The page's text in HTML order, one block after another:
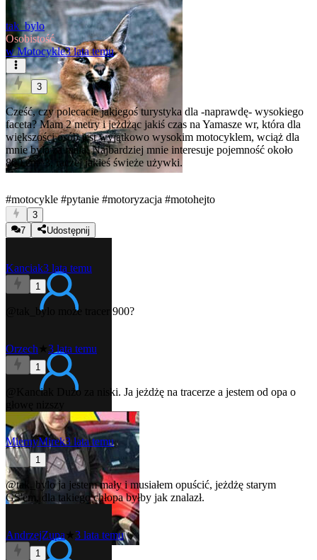
tak_bylo
Osobistość
w Motocykle3 lata temu
3
Cześć, czy polecacie jakiegoś turystyka dla -naprawdę- wysokiego
faceta? Mam 2 metry i jeżdżąc jakiś czas na Yamasze wr, która dla
większości osób jest wyjątkowo wysokim motocyklem, wciąż dla
mnie była za mała. Najbardziej mnie interesuje pojemność około
800 cm^3, raczej jakieś świeże używki.
#motocykle #pytanie #motoryzacja #motohejto
3
7
Udostępnij
Kanciak3 lata temu
1
@tak_bylo może tracer 900?
Orzech 3 lata temu
1
@Kanciak
Dużo za niski. Ja jeżdżę na tracerze a jestem od opa o
MiernyMirek3 lata temu
1
@tak_byloja jestem mały i musiałem opuścić, jeżdżę starym
GS'em, dla takiego chłopa byłby jak znalazł.
AndrzejZupa 3 lata temu
1